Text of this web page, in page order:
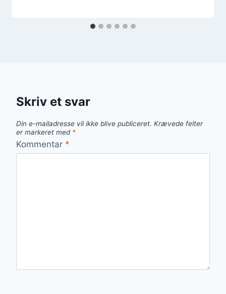
Skriv et svar
Din e-mailadresse vil ikke blive publiceret. Krævede felter
er markeret med *
Kommentar *